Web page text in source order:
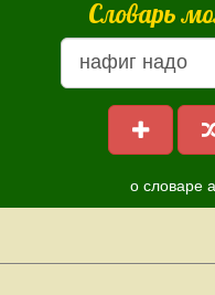
Словарь
о словаре